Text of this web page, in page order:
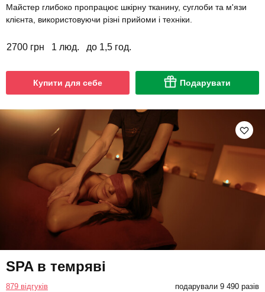
Майстер глибоко пропрацює шкірну тканину, суглоби та м'язи
клієнта, використовуючи різні прийоми і техніки.
2700 грн 1 люд. до 1,5 год.
Купити для себе Подарувати
SPA в темряві
879 відгуків подарували 9 490 разів